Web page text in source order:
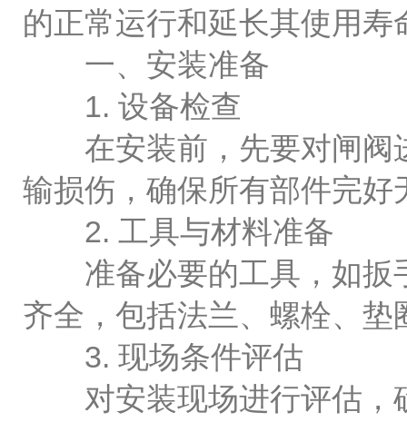
的正常运行和延长其使用
一、安装准备
1. 设备检查
在安装前，先要对闸阀
输损伤，确保所有部件完好
2. 工具与材料准备
准备必要的工具，如扳
齐全，包括法兰、螺栓、垫
3. 现场条件评估
对安装现场进行评估，